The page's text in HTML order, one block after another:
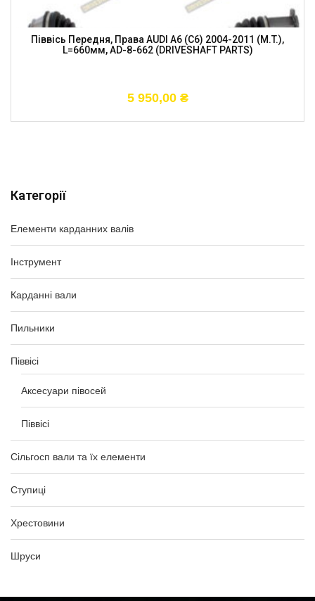
Категорії
Елементи карданних валів
Інструмент
Карданні вали
Пильники
Піввісі
Аксесуари півосей
Піввісі
Сільгосп вали та їх елементи
Ступиці
Хрестовини
Шруси
Піввісь Передня, Права AUDI A6 (C6) 2004-2011 (M.T.),
L=660мм, AD-8-662 (DRIVESHAFT PARTS)
5 950,00 ₴